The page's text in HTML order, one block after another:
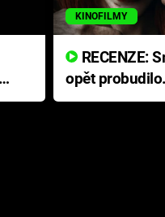
KINOFILMY
opět
přichází s